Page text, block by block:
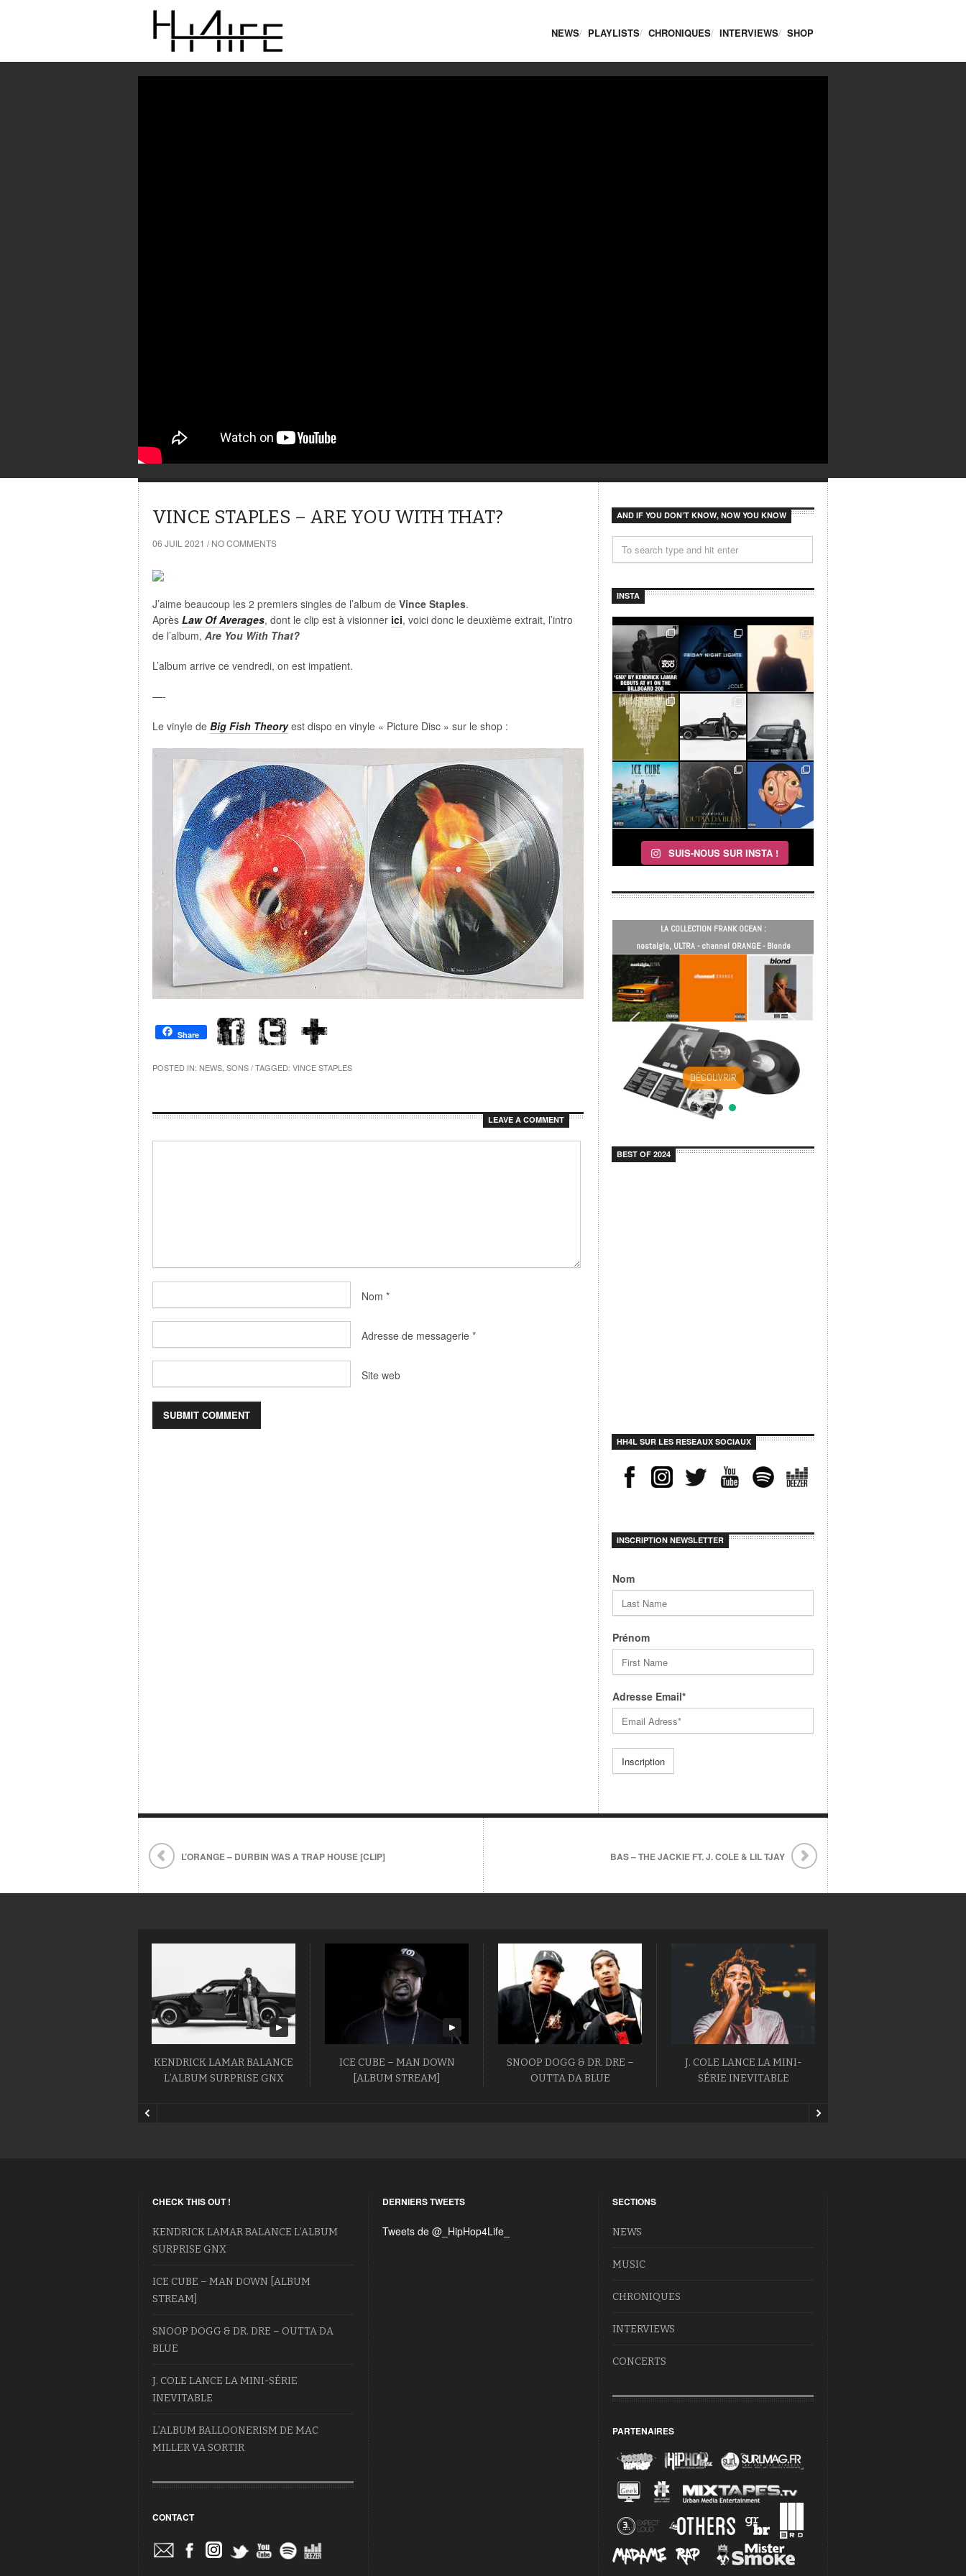
NEWS PLAYLISTS CHRONIQUES INTERVIEWS SHOP
VINCE STAPLES – ARE YOU WITH THAT?
06 JUIL 2021 / NO COMMENTS
J’aime beaucoup les 2 premiers singles de l’album de Vince Staples.
Après Law Of Averages, dont le clip est à visionner ici, voici donc le deuxième extrait, l’intro
de l’album, Are You With That?
L’album arrive ce vendredi, on est impatient.
—-
Le vinyle de Big Fish Theoryest dispo en vinyle « Picture Disc » sur le shop :
Share
POSTED IN: NEWS SONS/ TAGGED: VINCE STAPLES
LEAVE A COMMENT
Nom *
Adresse de messagerie *
Site web
AND IF YOU DON’T KNOW, NOW YOU KNOW
INSTA
SUIS-NOUS SUR INSTA !
LA COLLECTION FRANK OCEAN :
nostalgia, ULTRA - channel ORANGE - Blonde
DÉCOUVRIR
BEST OF 2024
HH4L SUR LES RESEAUX SOCIAUX
INSCRIPTION NEWSLETTER
Nom
Prénom
Adresse Email*
L’ORANGE – DURBIN WAS A TRAP HOUSE [CLIP] BAS – THE JACKIE FT. J. COLE & LIL TJAY
KENDRICK LAMAR BALANCE
L’ALBUM SURPRISE GNX
ICE CUBE – MAN DOWN
[ALBUM STREAM]
SNOOP DOGG & DR. DRE –
OUTTA DA BLUE
J. COLE LANCE LA MINI-
SÉRIE INEVITABLE
CHECK THIS OUT !
KENDRICK LAMAR BALANCE L’ALBUM
SURPRISE GNX
ICE CUBE – MAN DOWN [ALBUM
STREAM]
SNOOP DOGG & DR. DRE – OUTTA DA
BLUE
J. COLE LANCE LA MINI-SÉRIE
INEVITABLE
L’ALBUM BALLOONERISM DE MAC
MILLER VA SORTIR
CONTACT
DERNIERS TWEETS
Tweets de @_HipHop4Life_
SECTIONS
NEWS
MUSIC
CHRONIQUES
INTERVIEWS
CONCERTS
PARTENAIRES